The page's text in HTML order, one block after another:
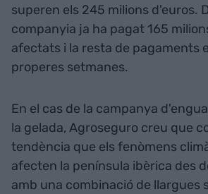
superen els 245 milions d'euros.
companyia ja ha pagat 165
afectats i la resta de pagaments
properes setmanes.
En el cas de la campanya
la gelada, Agroseguro creu que
tendència que els fenòmens
afecten la península ibèrica des
amb una combinació de llargues